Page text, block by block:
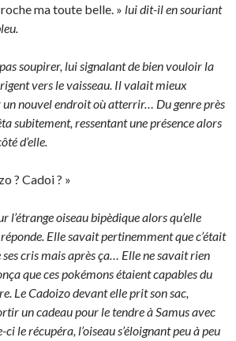
roche ma toute belle. » lui dit-il en souriant
soupirer, lui signalant de bien vouloir la
vers le vaisseau. Il valait mieux
nouvel endroit où atterrir… Du genre près
subitement, ressentant une présence alors
d’elle.
? Cadoi ? »
l’étrange oiseau bipèdique alors qu’elle
Elle savait pertinemment que c’était
ses cris mais après ça… Elle ne savait rien
que ces pokémons étaient capables du
Le Cadoizo devant elle prit son sac,
un cadeau pour le tendre à Samus avec
le récupéra, l’oiseau s’éloignant peu à peu